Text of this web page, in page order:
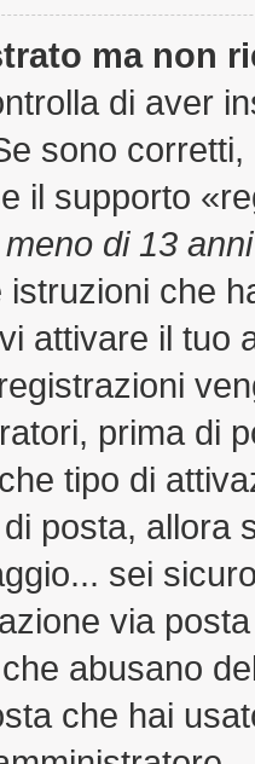
ma non
di aver
sono
il supporto
di 13 anni
istruzioni che
attivare il tuo
prima di
tipo di
posta, allora
sei
via
abusano
che hai